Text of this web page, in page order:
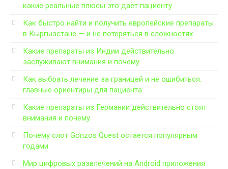
какие реальные плюсы это даёт пациенту
Как быстро найти и получить европейские препараты
в Кыргызстане — и не потеряться в сложностях
Какие препараты из Индии действительно
заслуживают внимания и почему
Как выбрать лечение за границей и не ошибиться:
главные ориентиры для пациента
Какие препараты из Германии действительно стоят
внимания и почему
Почему слот Gonzos Quest остается популярным
годами
Мир цифровых развлечений на Android приложения